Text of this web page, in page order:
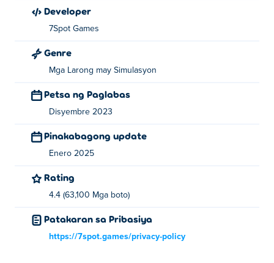
Developer
7Spot Games
Genre
Mga Larong may Simulasyon
Petsa ng Paglabas
Disyembre 2023
Pinakabagong update
Enero 2025
Rating
4.4 (63,100 Mga boto)
Patakaran sa Pribasiya
https://7spot.games/privacy-policy